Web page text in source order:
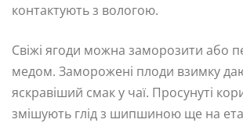
контактують з вологою.
Свіжі ягоди можна заморозити або
медом. Заморожені плоди взимку
яскравіший смак у чаї. Просунуті
змішують глід з шипшиною ще на